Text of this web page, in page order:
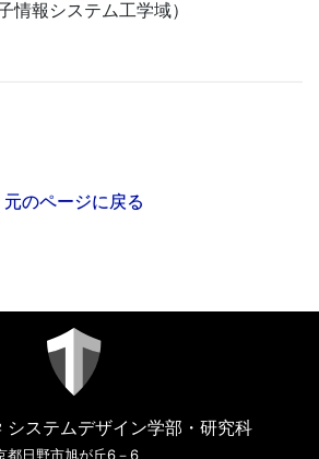
情報システム工学域）
元のページに戻る
システムデザイン学部・研究科
都日野市旭が丘6－6